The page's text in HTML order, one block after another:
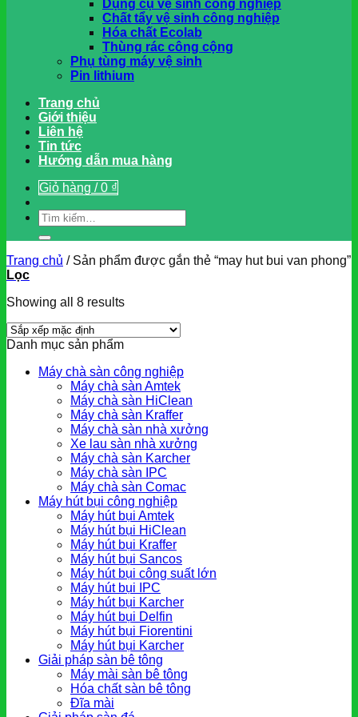
Dụng cụ vệ sinh công nghiệp
Chất tẩy vệ sinh công nghiệp
Hóa chất Ecolab
Thùng rác công cộng
Phụ tùng máy vệ sinh
Pin lithium
Trang chủ
Giới thiệu
Liên hệ
Tin tức
Hướng dẫn mua hàng
Giỏ hàng /0 ₫
Tìm
kiếm:
Trang chủ /Sản phẩm được gắn thẻ “may hut bui van phong”
Lọc
Showing all 8 results
Danh mục sản phẩm
Máy chà sàn công nghiệp
Máy chà sàn Amtek
Máy chà sàn HiClean
Máy chà sàn Kraffer
Máy chà sàn nhà xưởng
Xe lau sàn nhà xưởng
Máy chà sàn Karcher
Máy chà sàn IPC
Máy chà sàn Comac
Máy hút bụi công nghiệp
Máy hút bụi Amtek
Máy hút bụi HiClean
Máy hút bụi Kraffer
Máy hút bụi Sancos
Máy hút bụi công suất lớn
Máy hút bụi IPC
Máy hút bụi Karcher
Máy hút bụi Delfin
Máy hút bụi Fiorentini
Máy hút bụi Karcher
Giải pháp sàn bê tông
Máy mài sàn bê tông
Hóa chất sàn bê tông
Đĩa mài